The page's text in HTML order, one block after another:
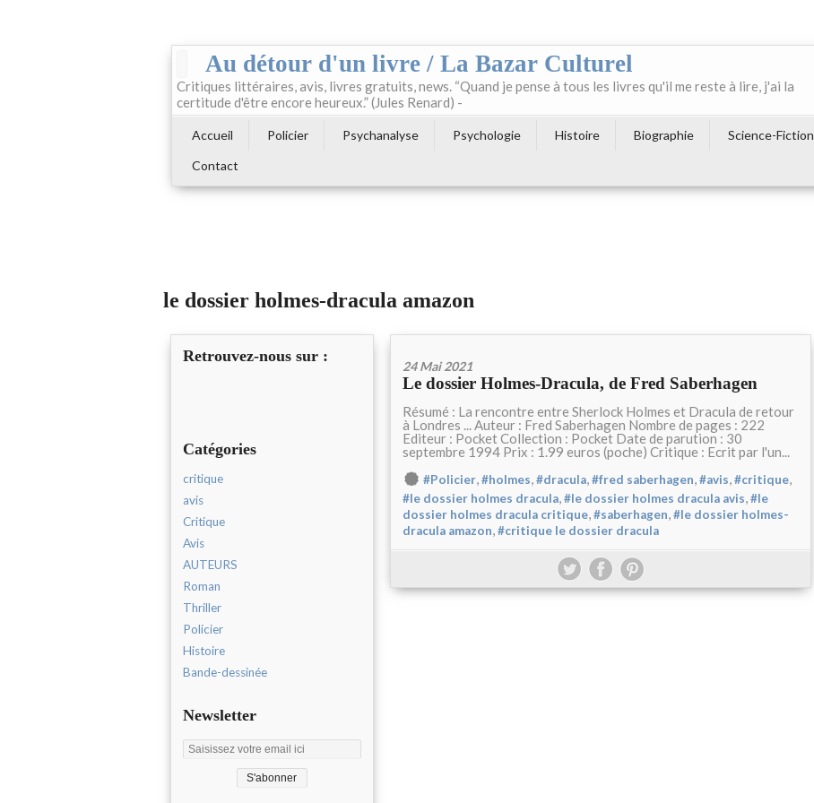
Au détour d'un livre / La Bazar Culturel
Critiques littéraires, avis, livres gratuits, news. “Quand je pense à tous les livres qu'il me reste à lire, j'ai la
certitude d'être encore heureux.” (Jules Renard) -
Accueil Policier Psychanalyse Psychologie Histoire Biographie Science-Fiction
Contact
le dossier holmes-dracula amazon
Retrouvez-nous sur :
Catégories
critique
avis
Critique
Avis
AUTEURS
Roman
Thriller
Policier
Histoire
Bande-dessinée
Newsletter
24 Mai 2021
Le dossier Holmes-Dracula, de Fred Saberhagen
Résumé : La rencontre entre Sherlock Holmes et Dracula de retour
à Londres ... Auteur : Fred Saberhagen Nombre de pages : 222
Editeur : Pocket Collection : Pocket Date de parution : 30
septembre 1994 Prix : 1.99 euros (poche) Critique : Ecrit par l'un...
#Policier,#holmes,#dracula,#fred saberhagen,#avis,#critique,
#le dossier holmes dracula,#le dossier holmes dracula avis,#le
dossier holmes dracula critique,#saberhagen,#le dossier holmes-
dracula amazon,#critique le dossier dracula